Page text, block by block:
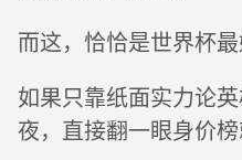
而这，恰恰是世界杯最
如果只靠纸面实力论
夜，直接翻一眼身价榜